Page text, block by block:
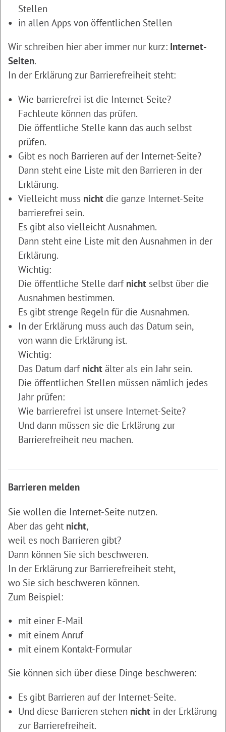
Stellen
in allen Apps von öffentlichen Stellen
Wir schreiben hier aber immer nur kurz: Internet-
Seiten.
In der Erklärung zur Barrierefreiheit steht:
Wie barrierefrei ist die Internet-Seite?
Fachleute können das prüfen.
Die öffentliche Stelle kann das auch selbst
prüfen.
Gibt es noch Barrieren auf der Internet-Seite?
Dann steht eine Liste mit den Barrieren in der
Erklärung.
Vielleicht muss nicht die ganze Internet-Seite
barrierefrei sein.
Es gibt also vielleicht Ausnahmen.
Dann steht eine Liste mit den Ausnahmen in der
Erklärung.
Wichtig:
Die öffentliche Stelle darf nicht selbst über die
Ausnahmen bestimmen.
Es gibt strenge Regeln für die Ausnahmen.
In der Erklärung muss auch das Datum sein,
von wann die Erklärung ist.
Wichtig:
Das Datum darf nicht älter als ein Jahr sein.
Die öffentlichen Stellen müssen nämlich jedes
Jahr prüfen:
Wie barrierefrei ist unsere Internet-Seite?
Und dann müssen sie die Erklärung zur
Barrierefreiheit neu machen.
Barrieren melden
Sie wollen die Internet-Seite nutzen.
Aber das geht nicht,
weil es noch Barrieren gibt?
Dann können Sie sich beschweren.
In der Erklärung zur Barrierefreiheit steht,
wo Sie sich beschweren können.
Zum Beispiel:
mit einer E-Mail
mit einem Anruf
mit einem Kontakt-Formular
Sie können sich über diese Dinge beschweren:
Es gibt Barrieren auf der Internet-Seite.
Und diese Barrieren stehen nicht in der Erklärung
zur Barrierefreiheit.